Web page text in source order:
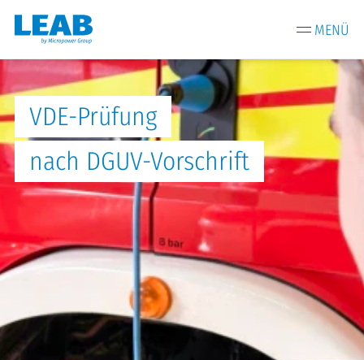
MENÜ
VDE-Prüfung
nach DGUV-Vorschrift